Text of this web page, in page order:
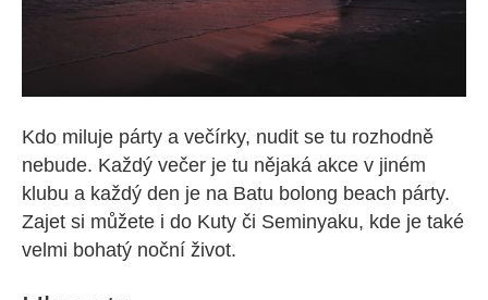
Kdo miluje párty a večírky, nudit se tu rozhodně
nebude. Každý večer je tu nějaká akce v jiném
klubu a každý den je na Batu bolong beach párty.
Zajet si můžete i do Kuty či Seminyaku, kde je také
velmi bohatý noční život.